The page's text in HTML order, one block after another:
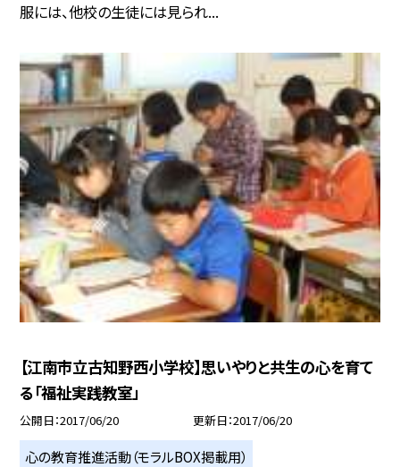
服には、他校の生徒には見られ...
【江南市立古知野西小学校】思いやりと共生の心を育て
る「福祉実践教室」
公開日 2017/06/20 更新日 2017/06/20
心の教育推進活動（モラルBOX掲載用）